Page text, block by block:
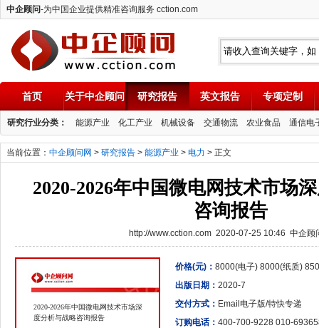
中企顾问-为中国企业提供精准咨询服务 cction.com
中企顾问
首页 关于中企顾问 研究报告 英文报告 专项定制
研究行业分类： 能源产业 化工产业 机械设备 交通物流 农业食品 通信电
当前位置： 中企顾问网 > 研究报告 > 能源产业 > 电力 > 正文
2020-2026年中国微电网技术市场
咨询报告
http://www.cction.com 2020-07-25 10:46 中企顾
2020-2026年中国微电网技术市场深
度分析与战略咨询报告
价格(元)： 8000(电子) 8000(纸质)
出版日期： 2020-7
交付方式： Email电子版/特快专递
订购电话： 400-700-9228 010-